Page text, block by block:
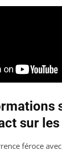
sur
féroce